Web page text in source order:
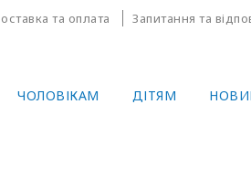
та оплата Запитання та
ЧОЛОВІКАМ ДІТЯМ